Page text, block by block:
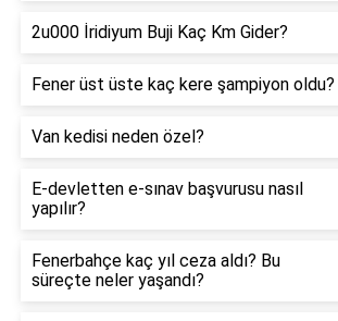
2u000 İridiyum Buji Kaç Km Gider?
Fener üst üste kaç kere şampiyon oldu?
Van kedisi neden özel?
E-devletten e-sınav başvurusu nasıl
yapılır?
Fenerbahçe kaç yıl ceza aldı? Bu
süreçte neler yaşandı?